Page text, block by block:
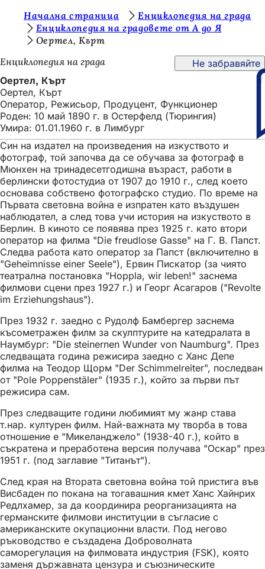
Преминаване към съдържанието
е
с
т
е
т
у
к
:
Начална страница
Енциклопедия на града
Енциклопедия на градовете от А до Я
Оертел, Кърт
Енциклопедия на града
Не забравяйте
Оертел, Кърт
Оертел, Кърт
Оператор, Режисьор, Продуцент, Функционер
Роден: 10 май 1890 г. в Остерфелд (Тюрингия)
Умира: 01.01.1960 г. в Лимбург
Син на издател на произведения на изкуството и
фотограф, той започва да се обучава за фотограф в
Мюнхен на тринадесетгодишна възраст, работи в
берлински фотостудиа от 1907 до 1910 г., след което
основава собствено фотографско студио. По време на
Първата световна война е изпратен като въздушен
наблюдател, а след това учи история на изкуството в
Берлин. В киното се появява през 1925 г. като втори
оператор на филма "Die freudlose Gasse" на Г. В. Папст.
Следва работа като оператор за Папст (включително в
"Geheimnisse einer Seele"), Ервин Пискатор (за чиято
театрална постановка "Hoppla, wir leben!" заснема
филмови сцени през 1927 г.) и Георг Асагаров ("Revolte
im Erziehungshaus").
През 1932 г. заедно с Рудолф Бамбергер заснема
късометражен филм за скулптурите на катедралата в
Наумбург: "Die steinernen Wunder von Naumburg". През
следващата година режисира заедно с Ханс Депе
филма на Теодор Щорм "Der Schimmelreiter", последван
от "Pole Poppenstäler" (1935 г.), който за първи път
режисира сам.
През следващите години любимият му жанр става
т.нар. културен филм. Най-важната му творба в това
отношение е "Микеланджело" (1938-40 г.), който в
съкратена и преработена версия получава "Оскар" през
1951 г. (под заглавие "Титанът").
След края на Втората световна война той пристига във
Висбаден по покана на тогавашния кмет Ханс Хайнрих
Редлхамер, за да координира реорганизацията на
германските филмови институции в съгласие с
американските окупационни власти. Под негово
ръководство е създадена Доброволната
саморегулация на филмовата индустрия (FSK), която
заменя държавната цензура и съюзническите